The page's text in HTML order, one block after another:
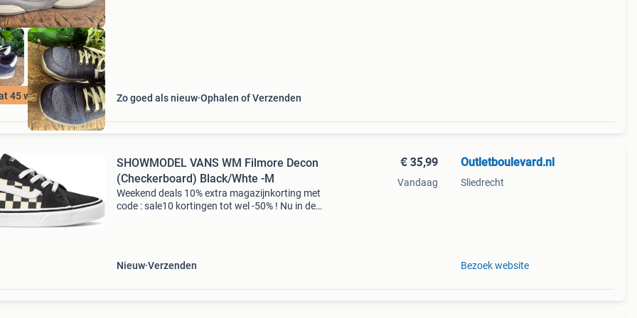
45 wijdte HX Zo goed als nieuw Ophalen of Verzenden
SHOWMODEL VANS WM Filmore Decon
(Checkerboard) Black/Whte -M
Weekend deals 10% extra magazijnkorting met
code : sale10 kortingen tot wel -50% ! Nu in de
Nieuw Verzenden
€ 35,99
Vandaag
Outletboulevard.nl
Sliedrecht
Bezoek website